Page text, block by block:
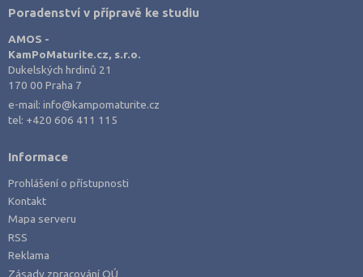
Poradenství v přípravě ke studiu
AMOS -
KamPoMaturite.cz, s.r.o.
Dukelských hrdinů 21
170 00 Praha 7
e-mail:info@kampomaturite.cz
tel: +420 606 411 115
Informace
Prohlášení o přístupnosti
Kontakt
Mapa serveru
RSS
Reklama
Zásady zpracování OÚ